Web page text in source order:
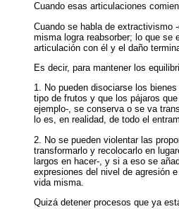
Cuando esas articulaciones
Cuando se habla de extractivismo
misma logra reabsorber; lo que se
articulación con él y el daño
Es decir, para mantener los
1. No pueden disociarse los
tipo de frutos y que los pájaros
ejemplo-, se conserva o se va
lo es, en realidad, de todo el
2. No se pueden violentar las
transformarlo y recolocarlo en
largos en hacer-, y si a eso se
expresiones del nivel de agresión
vida misma.
Quizá detener procesos que ya